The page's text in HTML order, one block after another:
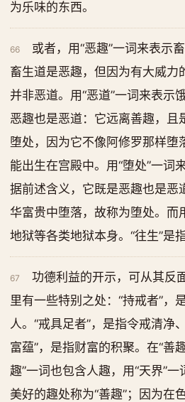
为乐味的东西。
66
或者，用“恶趣”一词来表示
畜生道是恶趣，但因为有大威力
并非恶道。用“恶道”一词来表示
恶趣也是恶道：它远离善趣，且
堕处，因为它不像阿修罗那样堕
能出生在宫殿中。用“堕处”一词
据前述含义，它既是恶趣也是恶
华富贵中堕落，故称为堕处。而
地狱等各类地狱本身。“往生”是
67
功德利益的开示，可从其反
里有一些特别之处：“持戒者”，
人。“戒具足者”，是指令戒清净
富蕴”，是指财富的积聚。在“善
趣”一词也包含人趣，用“天界”一
美好的趣处称为“善趣”；因为在